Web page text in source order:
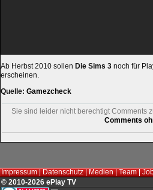
Ab Herbst 2010 sollen Die Sims 3 noch für
erscheinen.
Quelle: Gamezcheck
Sie sind leider nicht berechtigt Comments
Comments
Impressum|Datenschutz|Medien|Team|
© 2010-2026 ePlay TV